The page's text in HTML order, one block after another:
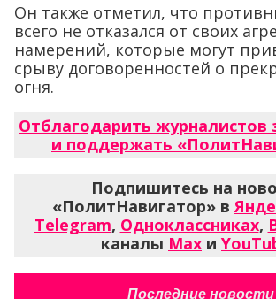
Он также отметил, что
всего не отказался от своих
намерений, которые могут
срыву договоренностей о
огня.
Отблагодарить журналистов
и поддержать
Подпишитесь на
«ПолитНавигатор» в
Telegram, Одноклассниках,
каналы Max и
Последние новости